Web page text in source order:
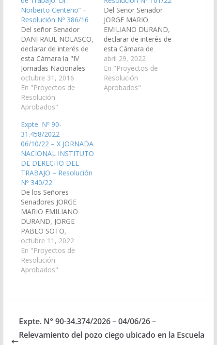
Norberto Centeno” –
Resolución Nº 386/16
Del señor Senador
DANI RAUL NOLASCO,
declarar de interés de
esta Cámara la "IV
Jornadas Nacionales
de Derecho del
Trabajo del Instituto
de Trabajo: Dr.
Norberto Centeno"
mencionado Instituto y
el Colegio de
Abogados y
Procuradores de la
Provincia de Salta, a
realizarse los días 27
y…
octubre 31, 2016
En "Proyectos de
Resolución
Aprobados"
Del Señor Senador
JORGE MARIO
EMILIANO DURAND,
declarar de interés de
esta Cámara de
Senadores las III
¨Jornadas de Derecho
Previsional"
organizadas por el
abril 29, 2022
En "Proyectos de
Resolución
Aprobados"
Expte. Nº 90-
31.458/2022 –
06/10/22 – X JORNADA
NACIONAL INSTITUTO
DE DERECHO DEL
TRABAJO – Resolución
Nº 340/22
De los Señores
Senadores JORGE
MARIO EMILIANO
DURAND, JORGE
PABLO SOTO,
CARLOS ALBERTO
ROSSO, JAVIER
ALBERTO MONICO
GRACIANO, JUAN
FRANCISCO
SANGUINO, HECTOR
MIGUEL CALABRO,
octubre 11, 2022
En "Proyectos de
Resolución
Aprobados"
Expte. N° 90-34.374/2026 – 04/06/26 –
Relevamiento del pozo ciego ubicado en la Escuela